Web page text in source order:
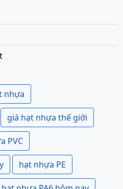
nhựa
giá hạt nhựa thế giới
PVC
hạt nhựa PE